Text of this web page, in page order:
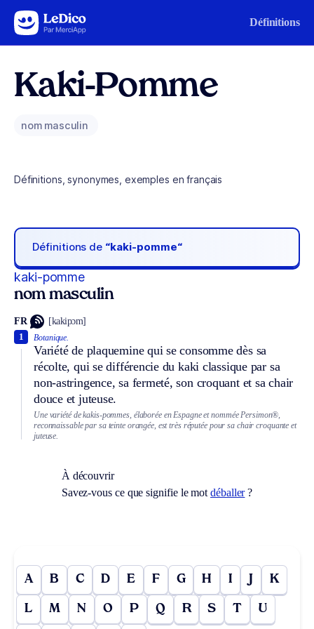
Aller au contenu Définitions
Kaki-Pomme
nom masculin
Définitions, synonymes, exemples en français
Définitions de “kaki-pomme“
kaki-pomme
nom masculin
FR [kakipɔm]
Botanique.
Variété de plaquemine qui se consomme dès sa
récolte, qui se différencie du kaki classique par sa
non-astringence, sa fermeté, son croquant et sa chair
douce et juteuse.
1
Une variété de kakis-pommes, élaborée en Espagne et nommée Persimon®,
reconnaissable par sa teinte orangée, est très réputée pour sa chair croquante et
juteuse.
À découvrir
Savez-vous ce que signifie le motdéballer?
A B C D E F G H I J K
L M N O P Q R S T U